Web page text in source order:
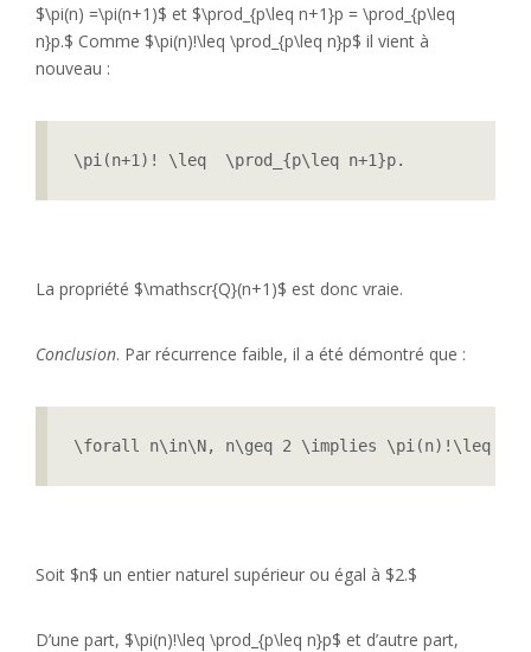
$\pi(n) =\pi(n+1)$ et $\prod_{p\leq n+1}p = \prod_{p\leq
n}p.$ Comme $\pi(n)!\leq \prod_{p\leq n}p$ il vient à
nouveau :
\pi(n+1)! \leq  \prod_{p\leq n+1}p.
La propriété $\mathscr{Q}(n+1)$ est donc vraie.
Conclusion. Par récurrence faible, il a été démontré que :
\forall n\in\N, n\geq 2 \implies \pi(n)!\leq
Soit $n$ un entier naturel supérieur ou égal à $2.$
D’une part, $\pi(n)!\leq \prod_{p\leq n}p$ et d’autre part,